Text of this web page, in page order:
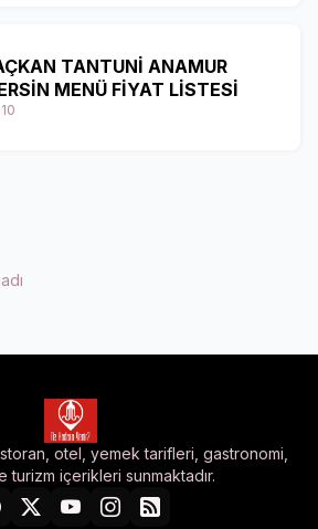
TANTUNİ ANAMUR
MENÜ FİYAT LİSTESİ
otel, yemek tarifleri, gastronomi,
turizm içerikleri sunmaktadır.